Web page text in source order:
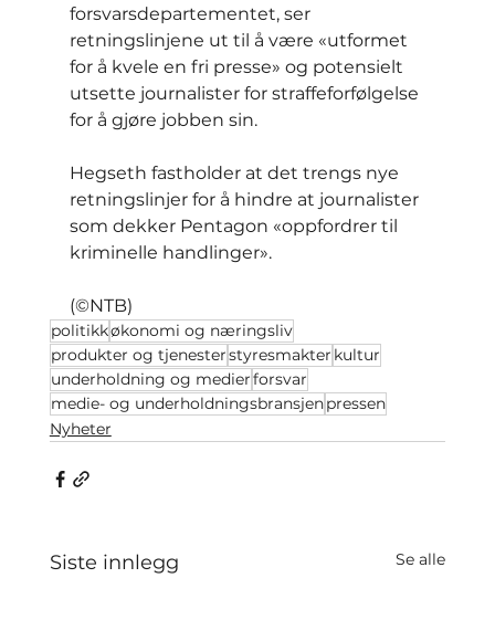
forsvarsdepartementet, ser
retningslinjene ut til å være «utformet
for å kvele en fri presse» og potensielt
utsette journalister for straffeforfølgelse
for å gjøre jobben sin.
Hegseth fastholder at det trengs nye
retningslinjer for å hindre at journalister
som dekker Pentagon «oppfordrer til
kriminelle handlinger».
(©NTB)
politikkøkonomi og næringsliv
produkter og tjenesterstyresmakter kultur
underholdning og medierforsvar
medie- og underholdningsbransjenpressen
Nyheter
Siste innlegg Se alle